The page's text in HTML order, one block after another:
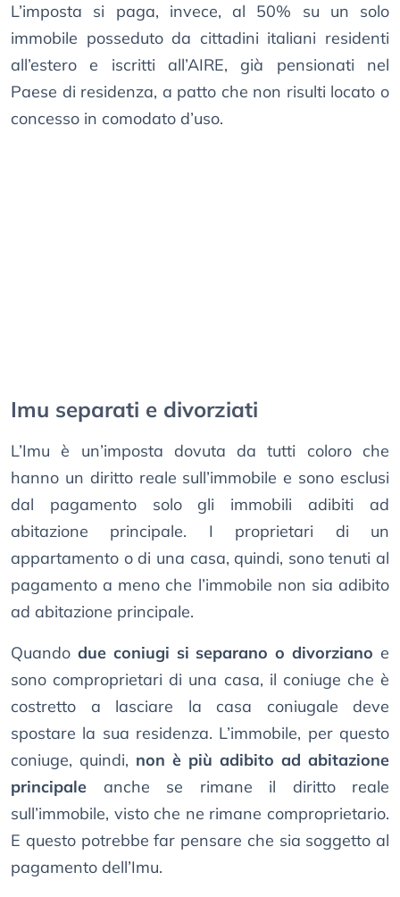
L’imposta si paga, invece, al 50% su un solo
immobile posseduto da cittadini italiani residenti
all’estero e iscritti all’AIRE, già pensionati nel
Paese di residenza, a patto che non risulti locato o
concesso in comodato d’uso.
Imu separati e divorziati
L’Imu è un’imposta dovuta da tutti coloro che
hanno un diritto reale sull’immobile e sono esclusi
dal pagamento solo gli immobili adibiti ad
abitazione principale. I proprietari di un
appartamento o di una casa, quindi, sono tenuti al
pagamento a meno che l’immobile non sia adibito
ad abitazione principale.
Quando due coniugi si separano o divorziano e
sono comproprietari di una casa, il coniuge che è
costretto a lasciare la casa coniugale deve
spostare la sua residenza. L’immobile, per questo
coniuge, quindi, non è più adibito ad abitazione
principale anche se rimane il diritto reale
sull’immobile, visto che ne rimane comproprietario.
E questo potrebbe far pensare che sia soggetto al
pagamento dell’Imu.